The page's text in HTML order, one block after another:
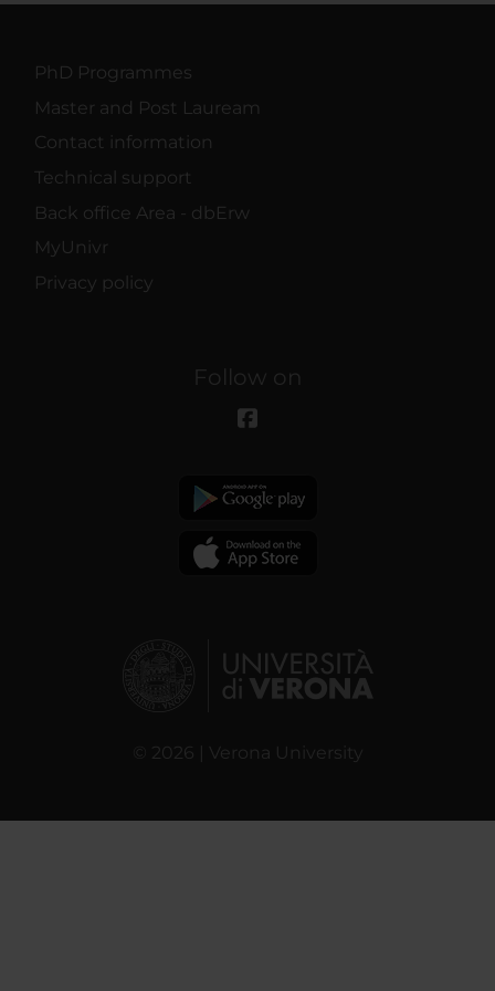
PhD Programmes
Master and Post Lauream
Contact information
Technical support
Back office Area - dbErw
MyUnivr
Privacy policy
Follow on
© 2026 | Verona University